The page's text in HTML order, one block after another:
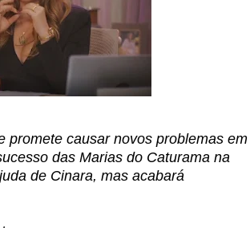
promete causar novos problemas em
das Marias do Caturama na
de Cinara, mas acabará